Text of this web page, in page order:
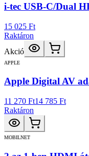
i-tec USB-C/Dual
15 025 Ft
Raktáron
Akció
APPLE
Apple Digital AV
11 270 Ft14 785 Ft
Raktáron
MOBILNET